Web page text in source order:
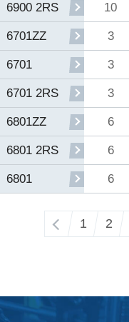
6900 2RS 10
6701ZZ 3
6701 3
6701 2RS 3
6801ZZ 6
6801 2RS 6
6801 6
‹ 1 2